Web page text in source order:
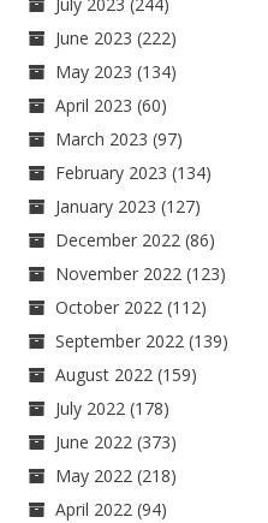
July 2023 (244)
June 2023 (222)
May 2023 (134)
April 2023 (60)
March 2023 (97)
February 2023 (134)
January 2023 (127)
December 2022 (86)
November 2022 (123)
October 2022 (112)
September 2022 (139)
August 2022 (159)
July 2022 (178)
June 2022 (373)
May 2022 (218)
April 2022 (94)